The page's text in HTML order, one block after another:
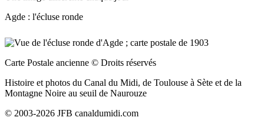
Agde : l'écluse ronde
Carte Postale ancienne © Droits réservés
Histoire et photos du Canal du Midi, de Toulouse à Sète et de la
Montagne Noire au seuil de Naurouze
© 2003-2026 JFB canaldumidi.com